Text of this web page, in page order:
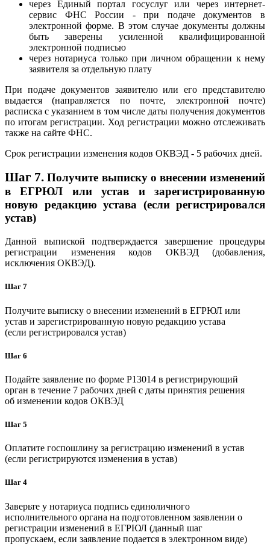
через Единый портал госуслуг или через интернет-
сервис ФНС России - при подаче документов в
электронной форме. В этом случае документы должны
быть заверены усиленной квалифицированной
электронной подписью
через нотариуса только при личном обращении к нему
заявителя за отдельную плату
При подаче документов заявителю или его представителю
выдается (направляется по почте, электронной почте)
расписка с указанием в том числе даты получения документов
по итогам регистрации. Ход регистрации можно отслеживать
также на сайте ФНС.
Срок регистрации изменения кодов ОКВЭД - 5 рабочих дней.
Шаг 7. Получите выписку о внесении изменений
в ЕГРЮЛ или устав и зарегистрированную
новую редакцию устава (если регистрировался
устав)
Данной выпиской подтверждается завершение процедуры
регистрации изменения кодов ОКВЭД (добавления,
исключения ОКВЭД).
Шаг 7
Получите выписку о внесении изменений в ЕГРЮЛ или
устав и зарегистрированную новую редакцию устава
(если регистрировался устав)
Шаг 6
Подайте заявление по форме P13014 в регистрирующий
орган в течение 7 рабочих дней с даты принятия решения
об изменении кодов ОКВЭД
Шаг 5
Оплатите госпошлину за регистрацию изменений в устав
(если регистрируются изменения в устав)
Шаг 4
Заверьте у нотариуса подпись единоличного
исполнительного органа на подготовленном заявлении о
регистрации изменений в ЕГРЮЛ (данный шаг
пропускаем, если заявление подается в электронном виде)